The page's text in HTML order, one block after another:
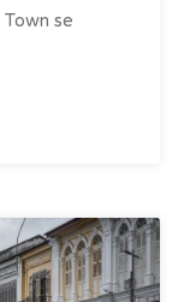
se